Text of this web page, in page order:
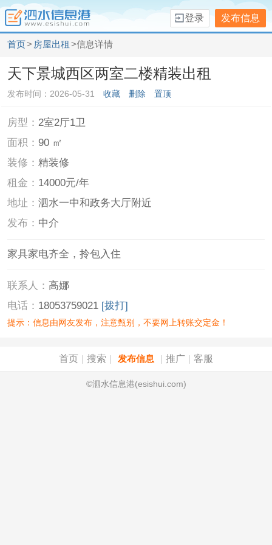
发布信息
登录
首页> 房屋出租 >信息详情
天下景城西区两室二楼精装出租
发布时间：2026-05-31 收藏 删除 置顶
房型： 2室2厅1卫
面积：90 ㎡
装修：精装修
租金： 14000元/年
地址：泗水一中和政务大厅附近
发布： 中介
家具家电齐全，拎包入住
联系人：高娜
电话： 18053759021 [拨打]
提示：信息由网友发布，注意甄别，不要网上转账交定金！
首页 搜索 发布信息 推广 客服
©泗水信息港(esishui.com)